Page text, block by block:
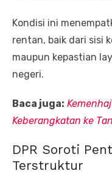
Kondisi ini
rentan, baik dari sisi
maupun kepastian
negeri.
Baca juga:
Keberangkatan ke
DPR Soroti
Terstruktur